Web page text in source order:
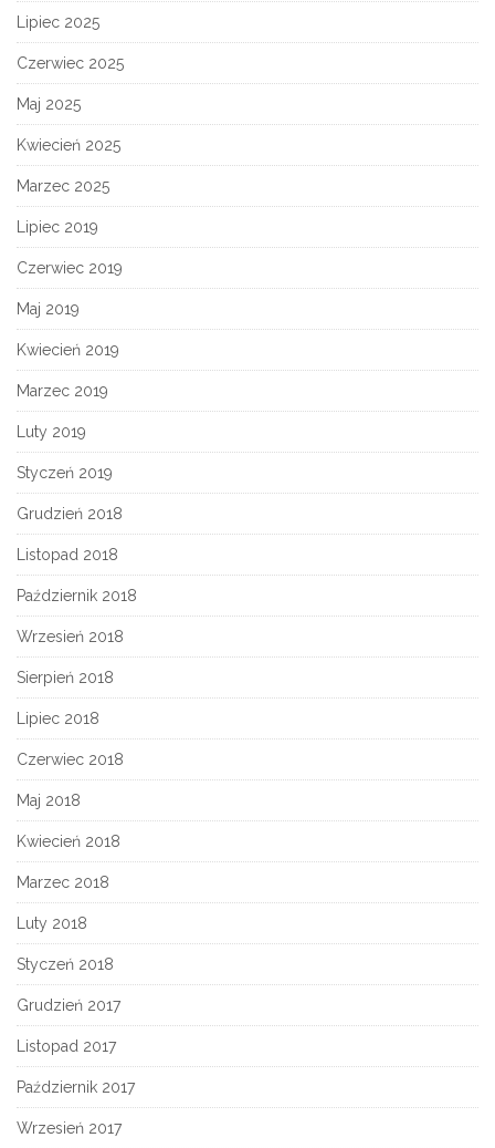
Lipiec 2025
Czerwiec 2025
Maj 2025
Kwiecień 2025
Marzec 2025
Lipiec 2019
Czerwiec 2019
Maj 2019
Kwiecień 2019
Marzec 2019
Luty 2019
Styczeń 2019
Grudzień 2018
Listopad 2018
Październik 2018
Wrzesień 2018
Sierpień 2018
Lipiec 2018
Czerwiec 2018
Maj 2018
Kwiecień 2018
Marzec 2018
Luty 2018
Styczeń 2018
Grudzień 2017
Listopad 2017
Październik 2017
Wrzesień 2017